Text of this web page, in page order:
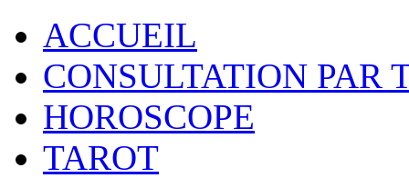
ACCUEIL
CONSULTATION PAR
HOROSCOPE
TAROT